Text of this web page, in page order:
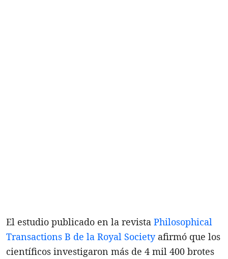
El estudio publicado en la revista Philosophical
Transactions B de la Royal Societyafirmó que los
científicos investigaron más de 4 mil 400 brotes